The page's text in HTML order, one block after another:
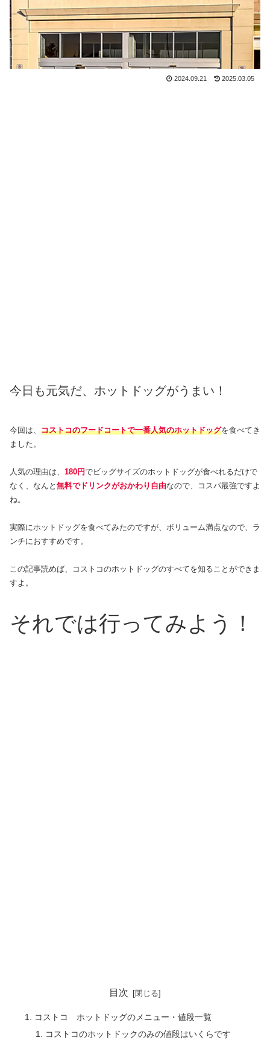
2024.09.21 2025.03.05
今日も元気だ、ホットドッグがうまい！
今回は、 コストコのフードコートで一番人気のホットドッグを食べてき
ました。
人気の理由は、 180円でビッグサイズのホットドッグが食べれるだけで
なく、なんと 無料でドリンクがおかわり自由なので、コスパ最強ですよ
ね。
実際にホットドッグを食べてみたのですが、ボリューム満点なので、ラ
ンチにおすすめです。
この記事読めば、コストコのホットドッグのすべてを知ることができま
すよ。
それでは行ってみよう！
目次
コストコ ホットドッグのメニュー・値段一覧
コストコのホットドックのみの値段はいくらです